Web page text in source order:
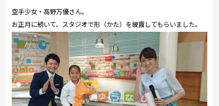
コンテンツ・アプリ
キッズ ケンジュ 愛の募金
Well-being 防災・減災
ショッピング
会社概要・ビジョン
空手少女・高野万優さん。
お正月に続いて、スタジオで形（かた）を披露してもらいました。